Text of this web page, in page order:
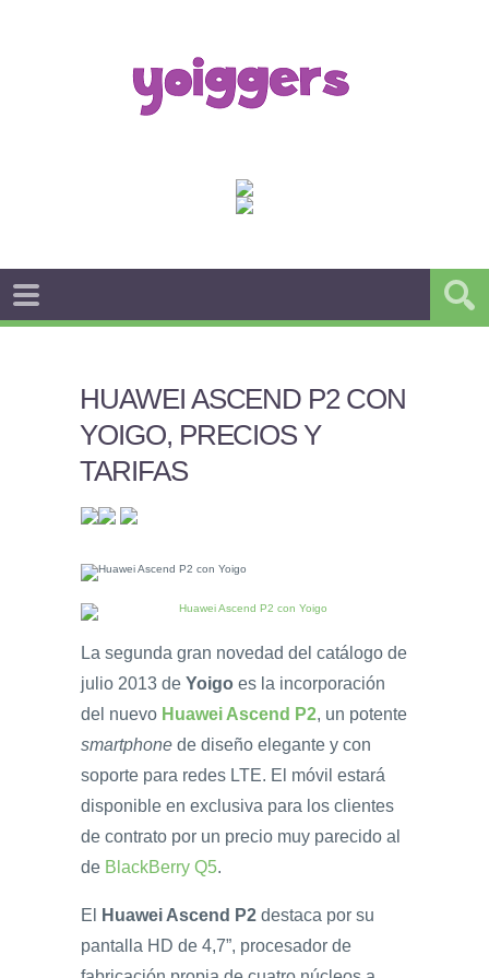
HUAWEI ASCEND P2 CON
YOIGO, PRECIOS Y
TARIFAS
La segunda gran novedad del catálogo de
julio 2013 de Yoigo es la incorporación
del nuevo Huawei Ascend P2, un potente
smartphone de diseño elegante y con
soporte para redes LTE. El móvil estará
disponible en exclusiva para los clientes
de contrato por un precio muy parecido al
de BlackBerry Q5.
El Huawei Ascend P2 destaca por su
pantalla HD de 4,7”, procesador de